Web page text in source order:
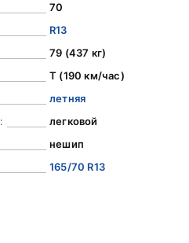
70
R13
79 (437 кг)
T (190 км/час)
летняя
легковой
нешип
165/70 R13